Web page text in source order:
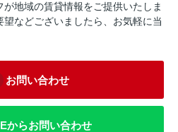
地域の賃貸情報をご提供いたしま
などございましたら、お気軽に当
お問い合わせ
からお問い合わせ